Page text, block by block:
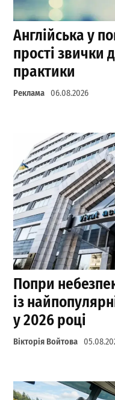
Англійська у
прості звички
практики
Реклама 06.08.2026
Попри
із
у 2026 році
Вікторія Войтова